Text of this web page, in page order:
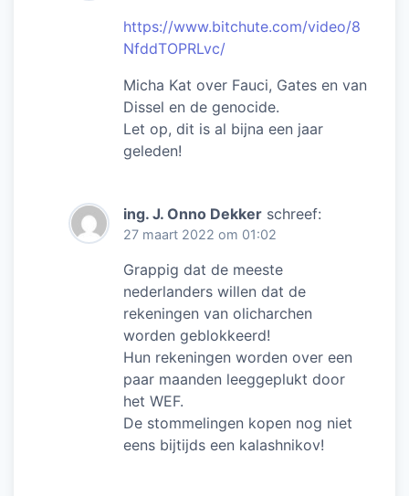
https://www.bitchute.com/video/8
NfddTOPRLvc/
Micha Kat over Fauci, Gates en van
Dissel en de genocide.
Let op, dit is al bijna een jaar
geleden!
ing. J. Onno Dekker schreef:
27 maart 2022 om 01:02
Grappig dat de meeste
nederlanders willen dat de
rekeningen van olicharchen
worden geblokkeerd!
Hun rekeningen worden over een
paar maanden leeggeplukt door
het WEF.
De stommelingen kopen nog niet
eens bijtijds een kalashnikov!